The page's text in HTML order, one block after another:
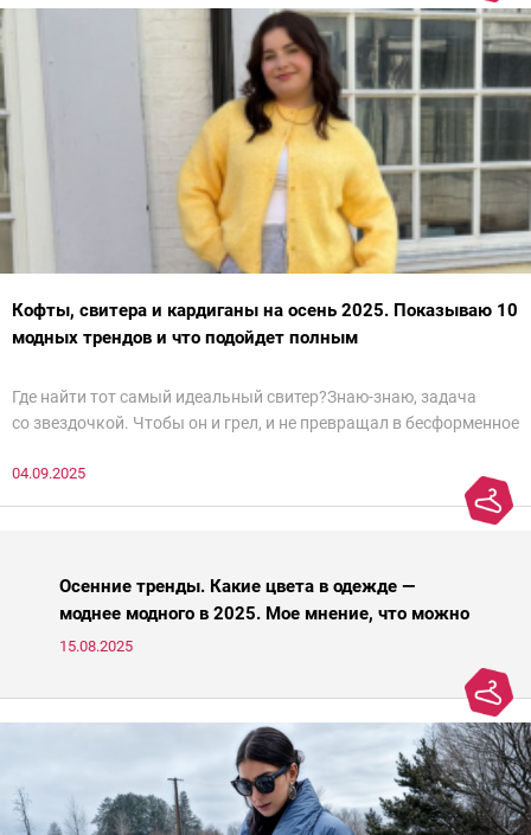
Кофты, свитера и кардиганы на осень 2025. Показываю 10
модных трендов и что подойдет полным
Где найти тот самый идеальный свитер?Знаю-знаю, задача
со звездочкой. Чтобы он и грел, и не превращал в бесформенное
паники.
04.09.2025
Осенние тренды. Какие цвета в одежде —
моднее модного в 2025. Мое мнение, что можно
носить, а что нет
15.08.2025